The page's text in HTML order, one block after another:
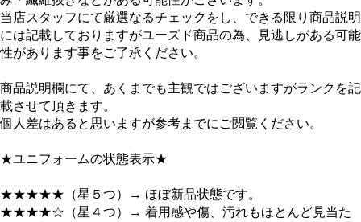
当店スタッフにて厳選なるチェックをし、できる限り商品説明
には記載しておりますがユーズド商品の為、見逃しがある可能
性があります事をご了承ください。
商品説明欄にて、あくまでも主観ではございますがランクを記
載させて頂きます。
個人差はあると思いますが参考までにご閲覧ください。
★ユニフォームの状態表示★
★★★★★（星５つ）→ ほぼ新品状態です。
★★★★☆（星４つ）→ 着用感や傷、汚れもほとんど見当た